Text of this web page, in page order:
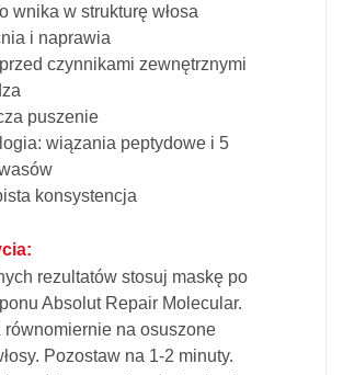
wnika w strukturę włosa
i naprawia
czynnikami zewnętrznymi
puszenie
wiązania peptydowe i 5
konsystencja
rezultatów stosuj maskę po
Absolut Repair Molecular.
równomiernie na osuszone
Pozostaw na 1-2 minuty.